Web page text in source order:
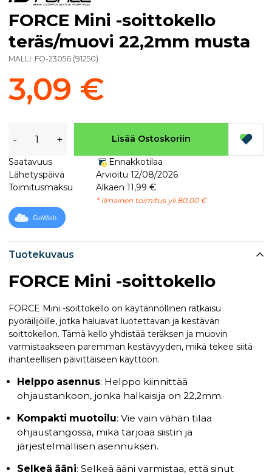
Tuotekuvaus
FORCE Mini -soittokello
FORCE Mini -soittokello on käytännöllinen ratkaisu
pyöräilijöille, jotka haluavat luotettavan ja kestävän
soittokellon. Tämä kello yhdistää teräksen ja muovin
varmistaakseen paremman kestävyyden, mikä tekee siitä
ihanteellisen päivittäiseen käyttöön.
Helppo asennus: Helppo kiinnittää
ohjaustankoon, jonka halkaisija on 22,2mm.
Kompakti muotoilu: Vie vain vähän tilaa
ohjaustangossa, mikä tarjoaa siistin ja
järjestelmällisen asennuksen.
Selkeä ääni: Selkeä ääni varmistaa, että sinut
FORCE Mini -soittokello
teräs/muovi 22,2mm musta
MALLI: FO-23056 (91250)
3,09 €
- + Lisää Ostoskoriin
Saatavuus
Ennakkotilaa
Lähetyspäivä
Arvioitu 12/08/2026
Toimitusmaksu
Alkaen 11,99 €
* Ilmainen toimitus yli 80,00 €
GoWish